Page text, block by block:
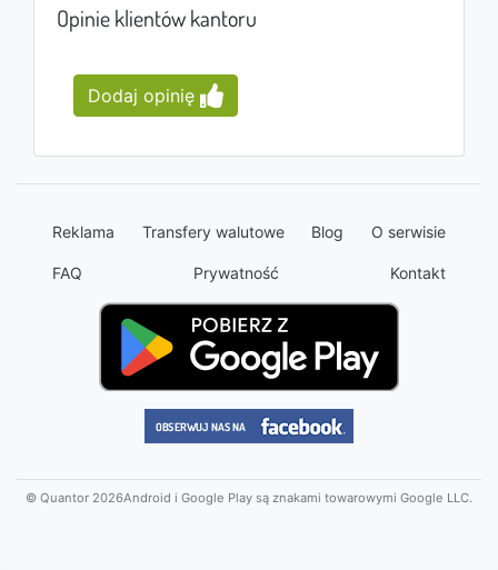
Opinie klientów kantoru
Dodaj opinię
Reklama Transfery walutowe Blog O serwisie
FAQ Prywatność Kontakt
© Quantor 2026Android i Google Play są znakami towarowymi Google LLC.